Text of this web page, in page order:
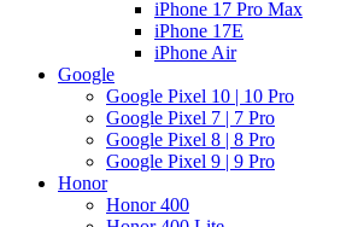
iPhone 17 Pro Max
iPhone 17E
iPhone Air
Google
Google Pixel 10 | 10 Pro
Google Pixel 7 | 7 Pro
Google Pixel 8 | 8 Pro
Google Pixel 9 | 9 Pro
Honor
Honor 400